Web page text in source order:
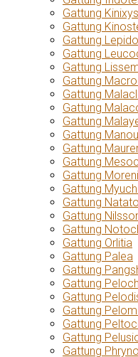
Gattung
Gattung
Gattung
Gattung
Gattung
Gattung
Gattung
Gattung
Gattung
Gattung
Gattung
Gattung
Gattung
Gattung
Gattung
Gattung
Gattung
Gattung Orlitia
Gattung Palea
Gattung
Gattung
Gattung
Gattung
Gattung
Gattung
Gattung